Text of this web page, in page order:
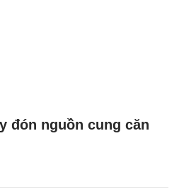
đón nguồn cung căn